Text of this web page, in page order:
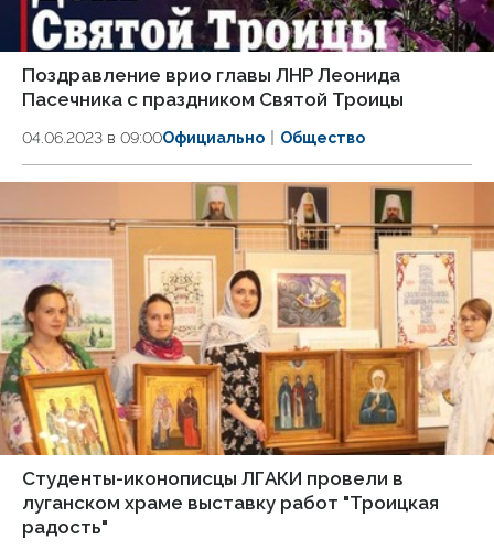
Поздравление врио главы ЛНР Леонида
Пасечника с праздником Святой Троицы
04.06.2023 в 09:00Официально Общество
Студенты-иконописцы ЛГАКИ провели в
луганском храме выставку работ "Троицкая
радость"